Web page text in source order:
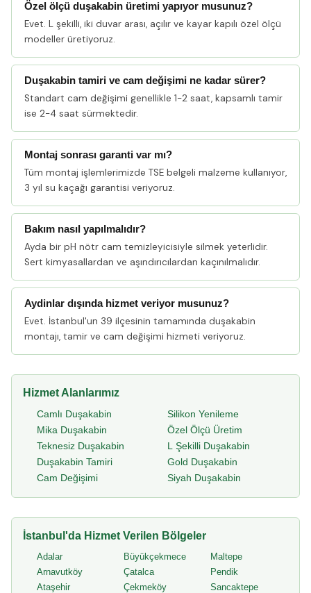
Özel ölçü duşakabin üretimi yapıyor musunuz?
Evet. L şekilli, iki duvar arası, açılır ve kayar kapılı özel ölçü
modeller üretiyoruz.
Duşakabin tamiri ve cam değişimi ne kadar sürer?
Standart cam değişimi genellikle 1-2 saat, kapsamlı tamir
ise 2-4 saat sürmektedir.
Montaj sonrası garanti var mı?
Tüm montaj işlemlerimizde TSE belgeli malzeme kullanıyor,
3 yıl su kaçağı garantisi veriyoruz.
Bakım nasıl yapılmalıdır?
Ayda bir pH nötr cam temizleyicisiyle silmek yeterlidir.
Sert kimyasallardan ve aşındırıcılardan kaçınılmalıdır.
Aydinlar dışında hizmet veriyor musunuz?
Evet. İstanbul'un 39 ilçesinin tamamında duşakabin
montajı, tamir ve cam değişimi hizmeti veriyoruz.
Hizmet Alanlarımız
Camlı Duşakabin
Mika Duşakabin
Teknesiz Duşakabin
Duşakabin Tamiri
Cam Değişimi
Silikon Yenileme
Özel Ölçü Üretim
L Şekilli Duşakabin
Gold Duşakabin
Siyah Duşakabin
İstanbul'da Hizmet Verilen Bölgeler
Adalar
Arnavutköy
Ataşehir
Büyükçekmece
Çatalca
Çekmeköy
Maltepe
Pendik
Sancaktepe